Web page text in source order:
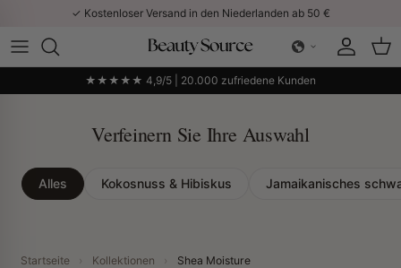
Direkt zum Inhalt✓ Kostenloser Versand in den Niederlanden ab 50 €
Konto
★★★★★ 4,9/5 | 20.000 zufriedene Kunden
Verfeinern Sie Ihre Auswahl
Alles Kokosnuss & Hibiskus Jamaikanisches
Startseite › Kollektionen › Shea Moisture